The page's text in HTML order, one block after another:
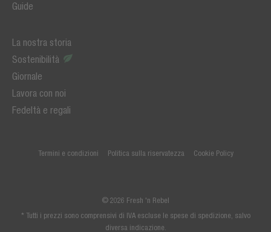
Guide
La nostra storia
Sostenibilità
Giornale
Lavora con noi
Fedeltà e regali
Termini e condizioni Politica sulla riservatezza Cookie Policy
© 2026 Fresh 'n Rebel
* Tutti i prezzi sono comprensivi di IVA escluse le spese di spedizione, salvo
diversa indicazione.